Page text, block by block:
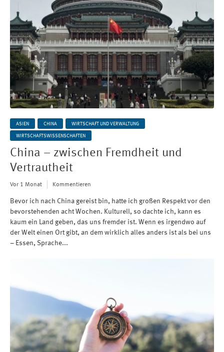
ASIEN CHINA WIRTSCHAFT UND VERWALTUNG
WIRTSCHAFTSWISSENSCHAFTEN
China – zwischen Fremdheit und
Vertrautheit
Vor 1 Monat Kommentieren
Bevor ich nach China gereist bin, hatte ich großen Respekt vor den
bevorstehenden acht Wochen. Kulturell, so dachte ich, kann es
kaum ein Land geben, das uns fremder ist. Wenn es irgendwo auf
der Welt einen Ort gibt, an dem wirklich alles anders ist als bei uns
– Essen, Sprache...